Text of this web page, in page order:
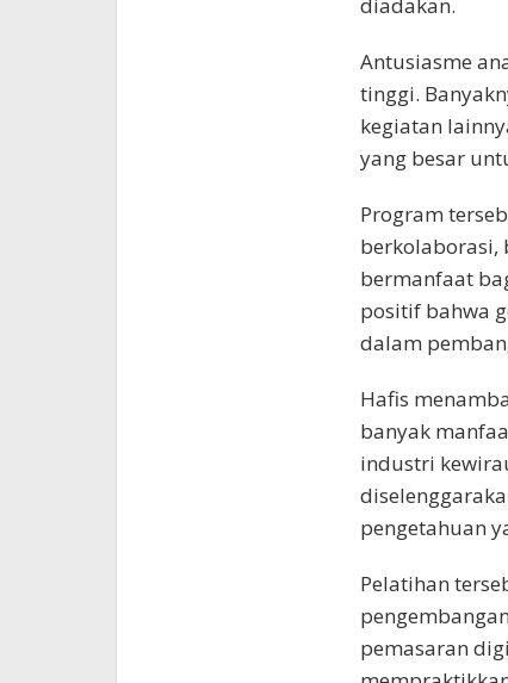
Antusiasme
tinggi.
kegiatan
yang besar
Program
berkolaborasi,
bermanfaat
positif bahwa
dalam
Hafis
banyak
industri
pengetahuan
Pelatihan
pemasaran